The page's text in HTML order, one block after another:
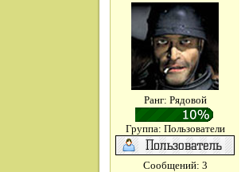
Ранг: Рядовой
Группа: Пользователи
Сообщений: 3